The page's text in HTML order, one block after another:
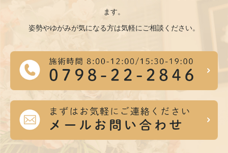
ます。
姿勢やゆがみが気になる方は気軽にご相談ください。